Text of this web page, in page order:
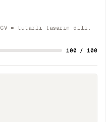
CV = tutarlı tasarım dili.
100 / 100